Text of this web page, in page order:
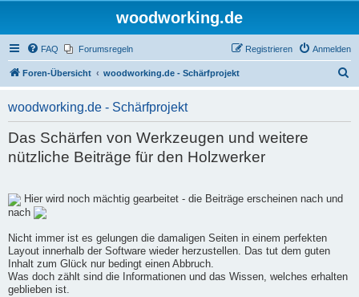
woodworking.de
FAQ Forumsregeln Anmelden
Registrieren
Foren-Übersicht woodworking.de - Schärfprojekt
woodworking.de - Schärfprojekt
Das Schärfen von Werkzeugen und weitere
nützliche Beiträge für den Holzwerker
Hier wird noch mächtig gearbeitet - die Beiträge erscheinen nach und
nach
Nicht immer ist es gelungen die damaligen Seiten in einem perfekten
Layout innerhalb der Software wieder herzustellen. Das tut dem guten
Inhalt zum Glück nur bedingt einen Abbruch.
Was doch zählt sind die Informationen und das Wissen, welches erhalten
geblieben ist.